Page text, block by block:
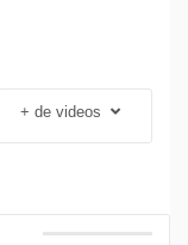
industriel
+ de videos